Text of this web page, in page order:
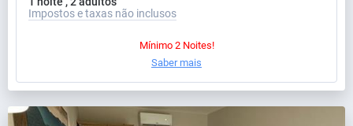
Impostos e taxas não inclusos
Mínimo 2 Noites!
Saber mais